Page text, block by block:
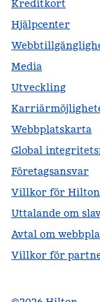
Kreditkort
Hjälpcenter
Media
Utveckling
Webbplatskarta
Global
Företagsansvar
Villkor för
Uttalande om
Avtal om
Villkor för